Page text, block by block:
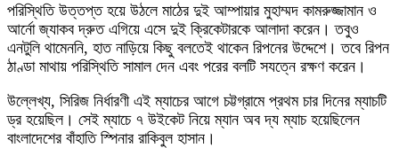
পরিস্থিতি উত্তপ্ত হয়ে উঠলে মাঠের দুই আম্পায়ার মুহাম্মদ কামরুজ্জামান ও
আর্নো জ্যাকব দ্রুত এগিয়ে এসে দুই ক্রিকেটারকে আলাদা করেন। তবুও
এনটুলি থামেননি, হাত নাড়িয়ে কিছু বলতেই থাকেন রিপনের উদ্দেশে। তবে রিপন
ঠাণ্ডা মাথায় পরিস্থিতি সামাল দেন এবং পরের বলটি সযত্নে রক্ষণ করেন।
উল্লেখ্য, সিরিজ নির্ধারণী এই ম্যাচের আগে চট্টগ্রামে প্রথম চার দিনের ম্যাচটি
ড্র হয়েছিল। সেই ম্যাচে ৭ উইকেট নিয়ে ম্যান অব দ্য ম্যাচ হয়েছিলেন
বাংলাদেশের বাঁহাতি স্পিনার রাকিবুল হাসান।